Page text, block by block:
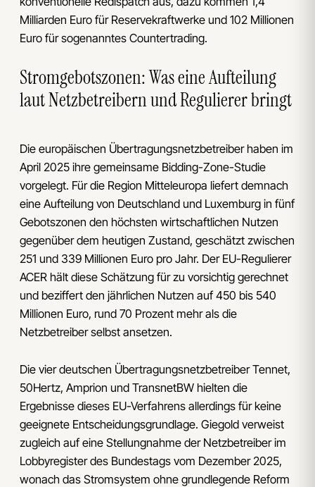
Milliarden Euro für Reservekraftwerke und 102 Millionen
Euro für sogenanntes Countertrading.
Stromgebotszonen: Was eine Aufteilung
laut Netzbetreibern und Regulierer bringt
Die europäischen Übertragungsnetzbetreiber haben im
April 2025 ihre gemeinsame Bidding-Zone-Studie
vorgelegt. Für die Region Mitteleuropa liefert demnach
eine Aufteilung von Deutschland und Luxemburg in fünf
Gebotszonen den höchsten wirtschaftlichen Nutzen
gegenüber dem heutigen Zustand, geschätzt zwischen
251 und 339 Millionen Euro pro Jahr. Der EU-Regulierer
ACER hält diese Schätzung für zu vorsichtig gerechnet
und beziffert den jährlichen Nutzen auf 450 bis 540
Millionen Euro, rund 70 Prozent mehr als die
Netzbetreiber selbst ansetzen.
Die vier deutschen Übertragungsnetzbetreiber Tennet,
50Hertz, Amprion und TransnetBW hielten die
Ergebnisse dieses EU-Verfahrens allerdings für keine
geeignete Entscheidungsgrundlage. Giegold verweist
zugleich auf eine Stellungnahme der Netzbetreiber im
Lobbyregister des Bundestags vom Dezember 2025,
wonach das Stromsystem ohne grundlegende Reform